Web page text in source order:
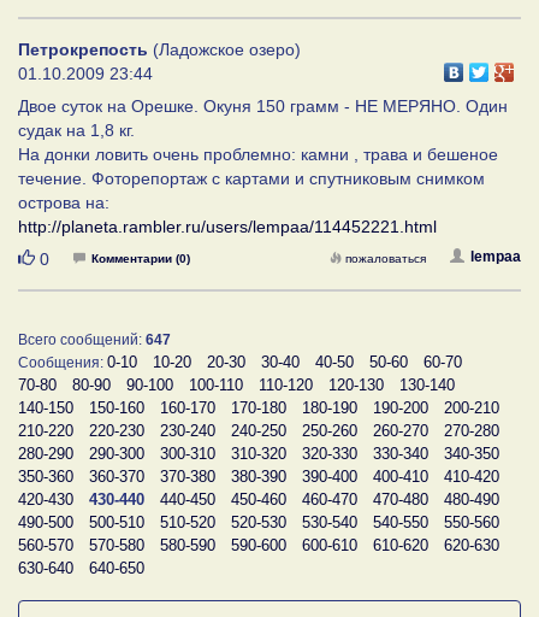
Петрокрепость (Ладожское озеро)
01.10.2009 23:44
Двое суток на Орешке. Окуня 150 грамм - НЕ МЕРЯНО. Один
судак на 1,8 кг.
На донки ловить очень проблемно: камни , трава и бешеное
течение. Фоторепортаж с картами и спутниковым снимком
острова на:
http://planeta.rambler.ru/users/lempaa/114452221.html
Нравится
0 Комментарии (0) lempaa
пожаловаться
Всего сообщений: 647
Сообщения: 0-10 10-20 20-30 30-40 40-50 50-60
60-70
70-80
80-90 90-100 100-110 110-120 120-130
130-140
140-150
150-160 160-170 170-180 180-190 190-200
200-210
210-220
220-230 230-240 240-250 250-260 260-270
270-280
280-290
290-300 300-310 310-320 320-330 330-340
340-350
350-360
360-370 370-380 380-390 390-400 400-410
410-420
420-430
430-440 440-450 450-460 460-470 470-480
480-490
490-500
500-510 510-520 520-530 530-540 540-550
550-560
560-570
570-580 580-590 590-600 600-610 610-620
620-630
630-640
640-650